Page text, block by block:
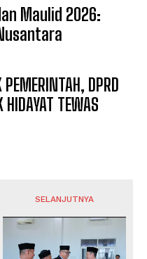
Maulid 2026:
PEMERINTAH, DPRD
HIDAYAT TEWAS
SELANJUTNYA